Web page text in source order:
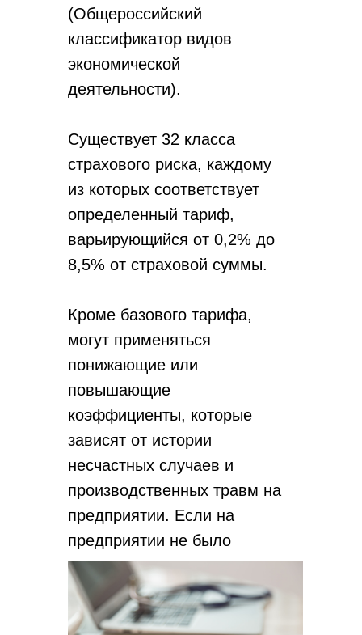
(Общероссийский
классификатор видов
экономической
деятельности).
Существует 32 класса
страхового риска, каждому
из которых соответствует
определенный тариф,
варьирующийся от 0,2% до
8,5% от страховой суммы.
Кроме базового тарифа,
могут применяться
понижающие или
повышающие
коэффициенты, которые
зависят от истории
несчастных случаев и
производственных травм на
предприятии. Если на
предприятии не было
несчастных случаев,
работодатель будет платить
меньшую сумму. В случае,